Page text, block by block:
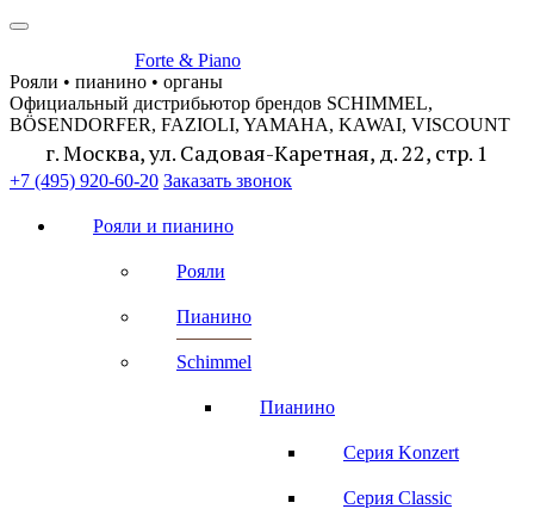
Forte & Piano
Рояли • пианино • органы
Официальный дистрибьютор брендов SCHIMMEL,
BÖSENDORFER, FAZIOLI, YAMAHA, KAWAI, VISCOUNT
г. Москва, ул. Садовая-Каретная, д. 22, стр. 1
+7 (495) 920-60-20 Заказать звонок
Рояли и пианино
Рояли
Пианино
Schimmel
Пианино
Серия Konzert
Серия Classic